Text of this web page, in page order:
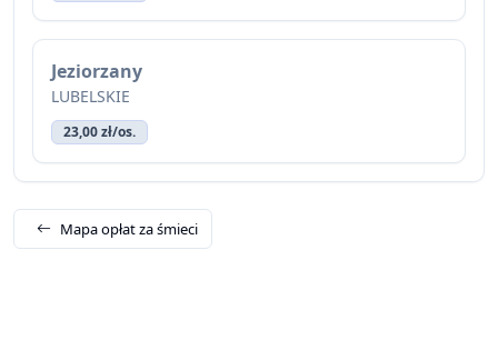
Jeziorzany
LUBELSKIE
23,00 zł/os.
Mapa opłat za śmieci